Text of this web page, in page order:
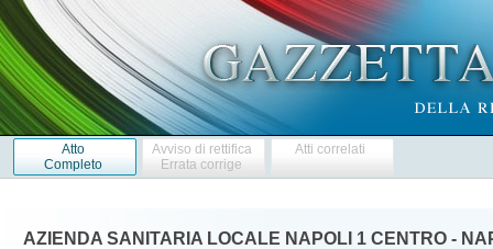
Atto
Completo
Avviso di rettifica
Errata corrige
Atti correlati
AZIENDA SANITARIA LOCALE NAPOLI 1 CENTRO -